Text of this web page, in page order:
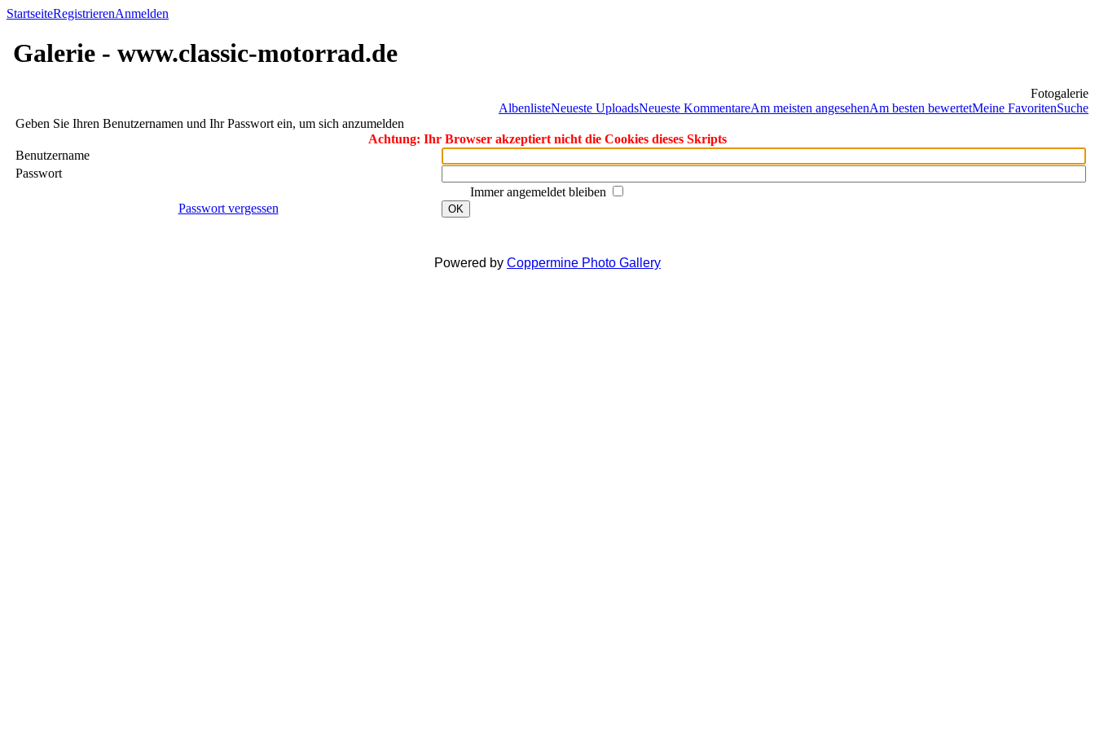
StartseiteRegistrierenAnmelden
Galerie - www.classic-motorrad.de
Fotogalerie
AlbenlisteNeueste UploadsNeueste KommentareAm meisten angesehenAm besten bewertetMeine FavoritenSuche
Geben Sie Ihren Benutzernamen und Ihr Passwort ein, um sich anzumelden
Achtung: Ihr Browser akzeptiert nicht die Cookies dieses Skripts
Benutzername
Passwort
Immer angemeldet bleiben
Passwort vergessen
OK
Powered by Coppermine Photo Gallery